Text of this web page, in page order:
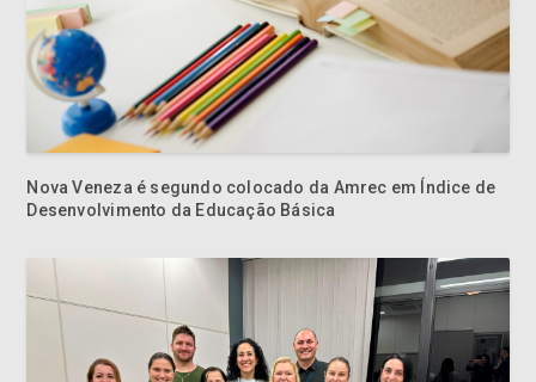
Nova Veneza é segundo colocado da Amrec em Índice de
Desenvolvimento da Educação Básica